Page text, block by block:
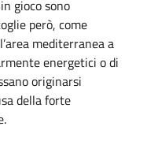
gioco sono
però, come
mediterranea a
energetici o di
originarsi
della forte